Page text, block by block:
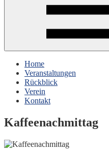
Home
Veranstaltungen
Rückblick
Verein
Kontakt
Kaffeenachmittag